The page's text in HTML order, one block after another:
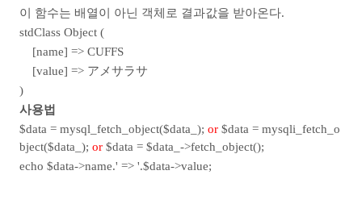
이 함수는 배열이 아닌 객체로 결과값을 받아온다.
stdClass Object (
[name] => CUFFS
[value] => アメサラサ
)
사용법
$data = mysql_fetch_object($data_); or $data = mysqli_fetch_o
bject($data_); or $data = $data_->fetch_object();
echo $data->name.' => '.$data->value;